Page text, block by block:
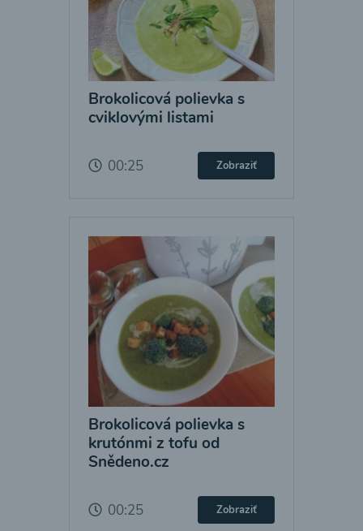
Brokolicová polievka s
cviklovými listami
00:25 Zobraziť
Brokolicová polievka s
krutónmi z tofu od
Snědeno.cz
00:25 Zobraziť